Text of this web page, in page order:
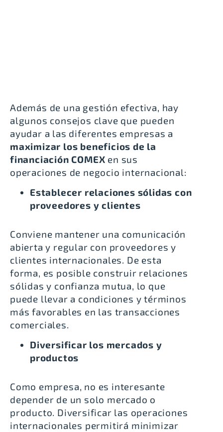
Además de una gestión efectiva, hay
algunos consejos clave que pueden
ayudar a las diferentes empresas a
maximizar los beneficios de la
financiación COMEX en sus
operaciones de negocio internacional:
Establecer relaciones sólidas con
proveedores y clientes
Conviene mantener una comunicación
abierta y regular con proveedores y
clientes internacionales. De esta
forma, es posible construir relaciones
sólidas y confianza mutua, lo que
puede llevar a condiciones y términos
más favorables en las transacciones
comerciales.
Diversificar los mercados y
productos
Como empresa, no es interesante
depender de un solo mercado o
producto. Diversificar las operaciones
internacionales permitirá minimizar